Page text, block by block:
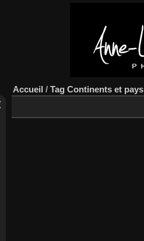
Accueil / Tag Continents et pays